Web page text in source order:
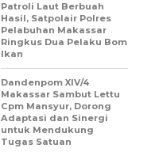
Patroli Laut Berbuah
Hasil, Satpolair Polres
Pelabuhan Makassar
Ringkus Dua Pelaku Bom
Ikan
Dandenpom XIV/4
Makassar Sambut Lettu
Cpm Mansyur, Dorong
Adaptasi dan Sinergi
untuk Mendukung
Tugas Satuan